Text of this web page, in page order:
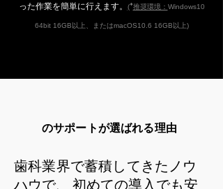
った作業を簡単に行えます。
(*推奨環境： Windows10
64bit 16GB以上、 またはmacOS10.6 16GB以上)
のサポートが選ばれる理由
歯科業界で蓄積してきた ノウ
ハウで、 初めての導入でも​安